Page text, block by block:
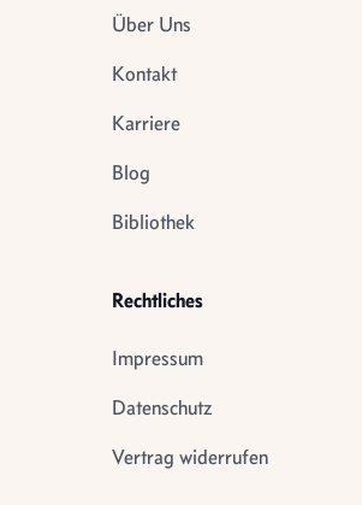
Über Uns
Kontakt
Karriere
Blog
Bibliothek
Rechtliches
Impressum
Datenschutz
Vertrag widerrufen